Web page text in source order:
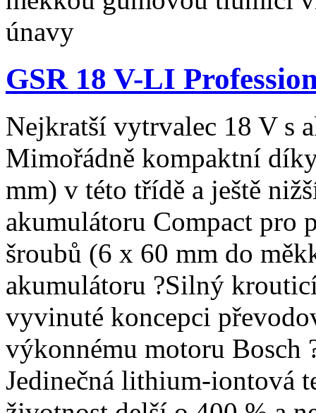
únavy
GSR 18 V-LI
Nejkratší vytrvalec 18 V s
Mimořádně kompaktní
mm) v této třídě a ještě
akumulátoru Compact pro
šroubů (6 x 60 mm do
akumulátoru ?Silný
vyvinuté koncepci
výkonnému motoru
Jedinečná lithium-iontová